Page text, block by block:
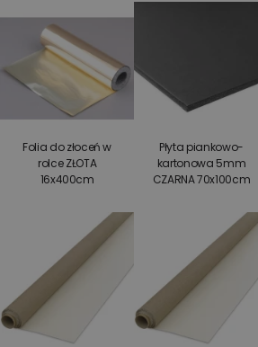
Folia do złoceń w
rolce ZŁOTA
16x400cm
Płyta piankowo-
kartonowa 5mm
CZARNA 70x100cm